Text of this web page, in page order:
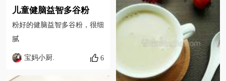
儿童健脑益智多谷粉
粉好的健脑益智多谷粉，很细
腻
宝妈小厨. 6